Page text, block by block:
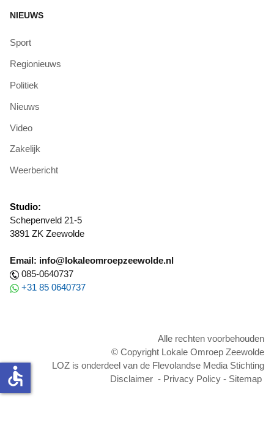
NIEUWS
Sport
Regionieuws
Politiek
Nieuws
Video
Zakelijk
Weerbericht
Studio:
Schepenveld 21-5
3891 ZK Zeewolde
Email: info@lokaleomroepzeewolde.nl
085-0640737
+31 85 0640737
Alle rechten voorbehouden
© Copyright Lokale Omroep Zeewolde
LOZ is onderdeel van de Flevolandse Media Stichting
Disclaimer - Privacy Policy - Sitemap
accessible